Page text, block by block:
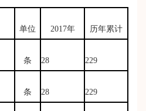
单位 2017年 历年累计
条 28 229
条 28 229